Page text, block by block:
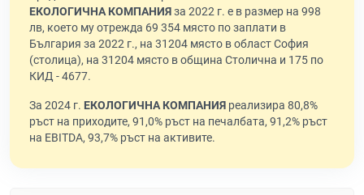
ЕКОЛОГИЧНА КОМПАНИЯза 2022 г. е в размер на 998
лв, което му отрежда 69 354 място по заплати в
България за 2022 г., на 31204 място в област София
(столица), на 31204 място в община Столична и 175 по
КИД - 4677.
За 2024 г. ЕКОЛОГИЧНА КОМПАНИЯ реализира 80,8%
ръст на приходите, 91,0% ръст на печалбата, 91,2% ръст
на EBITDA, 93,7% ръст на активите.